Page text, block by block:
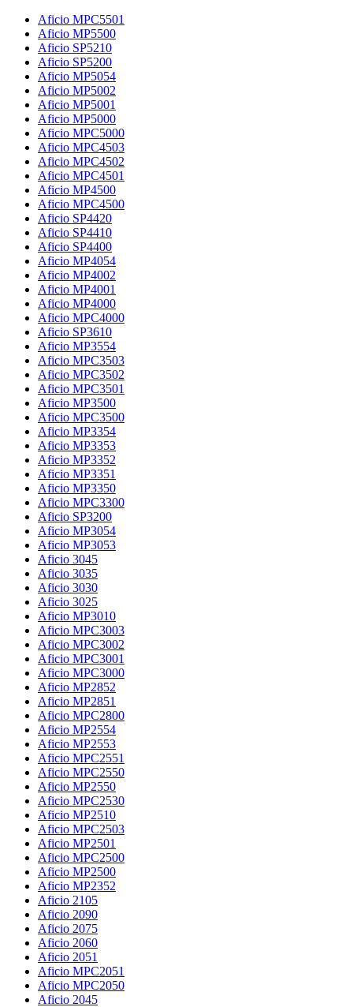
Aficio MPC5501
Aficio MP5500
Aficio SP5210
Aficio SP5200
Aficio MP5054
Aficio MP5002
Aficio MP5001
Aficio MP5000
Aficio MPC5000
Aficio MPC4503
Aficio MPC4502
Aficio MPC4501
Aficio MP4500
Aficio MPC4500
Aficio SP4420
Aficio SP4410
Aficio SP4400
Aficio MP4054
Aficio MP4002
Aficio MP4001
Aficio MP4000
Aficio MPC4000
Aficio SP3610
Aficio MP3554
Aficio MPC3503
Aficio MPC3502
Aficio MPC3501
Aficio MP3500
Aficio MPC3500
Aficio MP3354
Aficio MP3353
Aficio MP3352
Aficio MP3351
Aficio MP3350
Aficio MPC3300
Aficio SP3200
Aficio MP3054
Aficio MP3053
Aficio 3045
Aficio 3035
Aficio 3030
Aficio 3025
Aficio MP3010
Aficio MPC3003
Aficio MPC3002
Aficio MPC3001
Aficio MPC3000
Aficio MP2852
Aficio MP2851
Aficio MPC2800
Aficio MP2554
Aficio MP2553
Aficio MPC2551
Aficio MPC2550
Aficio MP2550
Aficio MPC2530
Aficio MP2510
Aficio MPC2503
Aficio MP2501
Aficio MPC2500
Aficio MP2500
Aficio MP2352
Aficio 2105
Aficio 2090
Aficio 2075
Aficio 2060
Aficio 2051
Aficio MPC2051
Aficio MPC2050
Aficio 2045